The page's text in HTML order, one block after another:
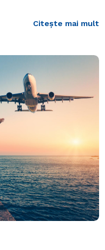
Citește mai mult